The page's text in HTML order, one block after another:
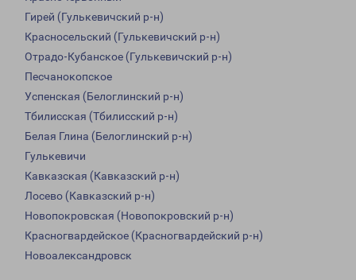
Гирей (Гулькевичский р-н)
Красносельский (Гулькевичский р-н)
Отрадо-Кубанское (Гулькевичский р-н)
Песчанокопское
Успенская (Белоглинский р-н)
Тбилисская (Тбилисский р-н)
Белая Глина (Белоглинский р-н)
Гулькевичи
Кавказская (Кавказский р-н)
Лосево (Кавказский р-н)
Новопокровская (Новопокровский р-н)
Красногвардейское (Красногвардейский р-н)
Новоалександровск